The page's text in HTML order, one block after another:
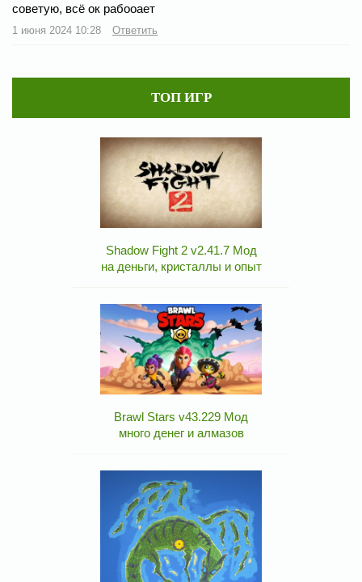
советую, всё ок рабооает
1 июня 2024 10:28 Ответить
ТОП ИГР
Shadow Fight 2 v2.41.7 Мод
на деньги, кристаллы и опыт
Brawl Stars v43.229 Мод
много денег и алмазов